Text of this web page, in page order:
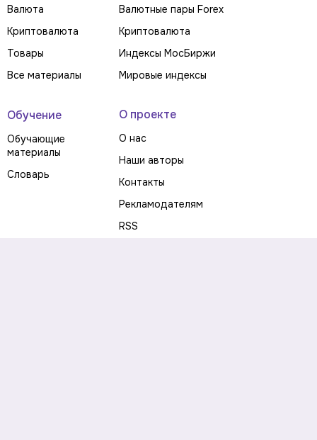
Валюта
Криптовалюта
Товары
Все материалы
Валютные пары Forex
Криптовалюта
Индексы МосБиржи
Мировые индексы
Обучение
Обучающие
материалы
Словарь
О проекте
О нас
Наши авторы
Контакты
Рекламодателям
RSS